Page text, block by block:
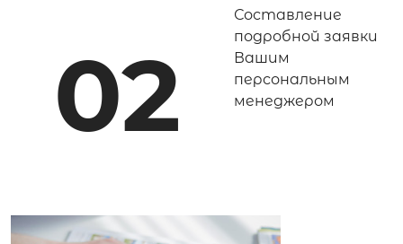
Составление
подробной заявки
Вашим
персональным
менеджером
02